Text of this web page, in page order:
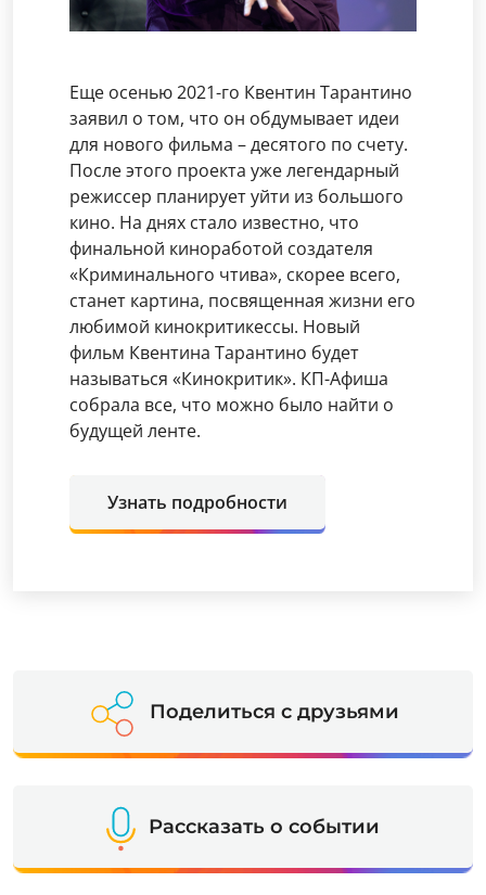
Еще осенью 2021-го Квентин Тарантино
заявил о том, что он обдумывает идеи
для нового фильма – десятого по счету.
После этого проекта уже легендарный
режиссер планирует уйти из большого
кино. На днях стало известно, что
финальной киноработой создателя
«Криминального чтива», скорее всего,
станет картина, посвященная жизни его
любимой кинокритикессы. Новый
фильм Квентина Тарантино будет
называться «Кинокритик». КП-Афиша
собрала все, что можно было найти о
будущей ленте.
Узнать подробности
Поделиться с друзьями
Рассказать о событии